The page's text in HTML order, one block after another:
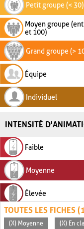
Petit groupe (< 30)
Moyen groupe
et 100)
Grand groupe (>
Équipe
Individuel
INTENSITÉ
Faible
Moyenne
Élevée
TOUTES LES FICHES
(X) Moyenne (X) En